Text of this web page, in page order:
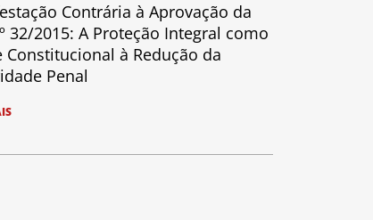
Contrária à Aprovação da
32/2015: A Proteção Integral como
Constitucional à Redução da
Penal